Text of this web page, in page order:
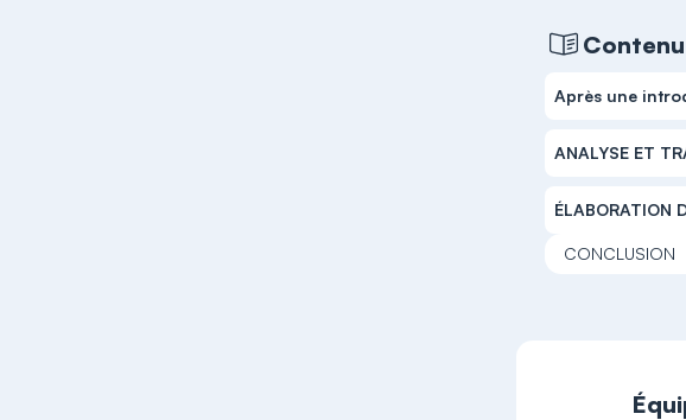
Après une
ANALYSE ET
ÉLABORATION
CONCLUSION